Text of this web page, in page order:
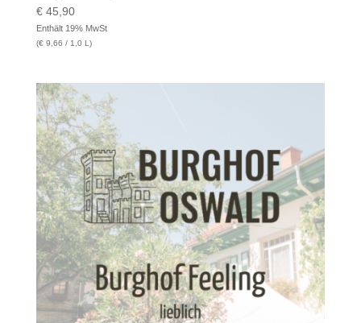
€45,90
Enthält 19% MwSt
(€9,66 / 1,0 L)